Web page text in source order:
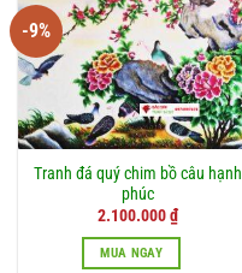
-9%
Tranh đá quý chim bồ câu hạnh
phúc
Giá
là:
2.300.000 ₫.
2.100.000₫Giá
hiện
tại
MUA NGAY